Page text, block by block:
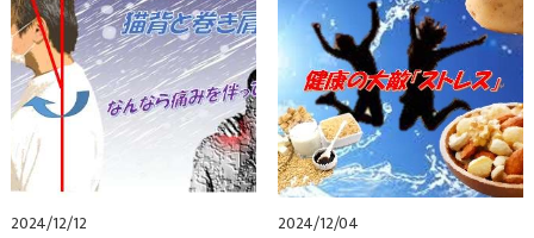
2024/12/12
2024/12/04